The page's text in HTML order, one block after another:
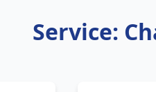
Service: